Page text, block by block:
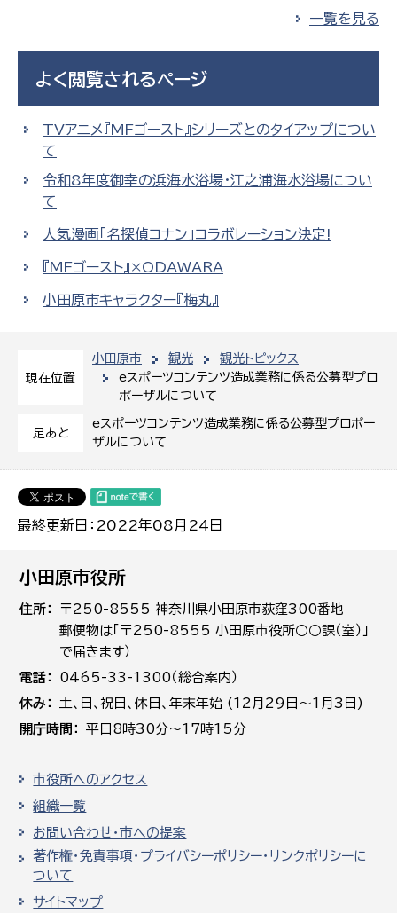
現在位置
小田原市 観光
観光トピックス
eスポーツコンテンツ造成業務に係る公募型プロ
ポーザルについて
足あと
eスポーツコンテンツ造成業務に係る公募型プロポー
ザルについて
最終更新日：2022年08月24日
一覧を見る
よく閲覧されるページ
TVアニメ『MFゴースト』シリーズとのタイアップについ
て
令和8年度御幸の浜海水浴場・江之浦海水浴場につい
て
人気漫画「名探偵コナン」コラボレーション決定!
『MFゴースト』×ODAWARA
小田原市キャラクター『梅丸』
小田原市役所
住所
〒250-8555 神奈川県小田原市荻窪300番地
郵便物は「〒250-8555 小田原市役所○○課（室）」
で届きます）
電話
0465-33-1300（総合案内）
休み
土､日､祝日、休日、年末年始 (12月29日～1月3日)
開庁時間
平日8時30分～17時15分
市役所へのアクセス
組織一覧
お問い合わせ・市への提案
著作権・免責事項・プライバシーポリシー・リンクポリシーに
ついて
サイトマップ